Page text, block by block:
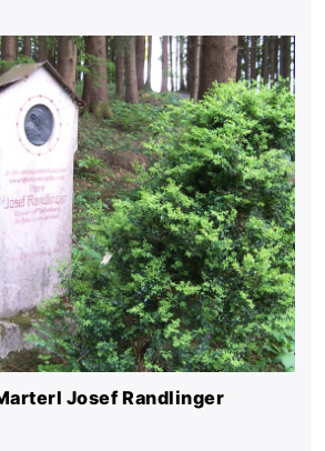
Josef Randlinger